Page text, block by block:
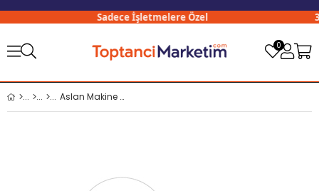
Sadece İşletmelere Özel
0
Aslan Makine Yağı 35 ml Küçük x12 li Paket